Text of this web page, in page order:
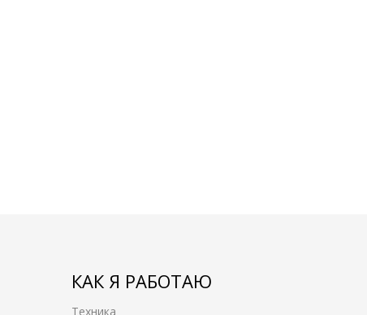
КАК Я РАБОТАЮ
Техника